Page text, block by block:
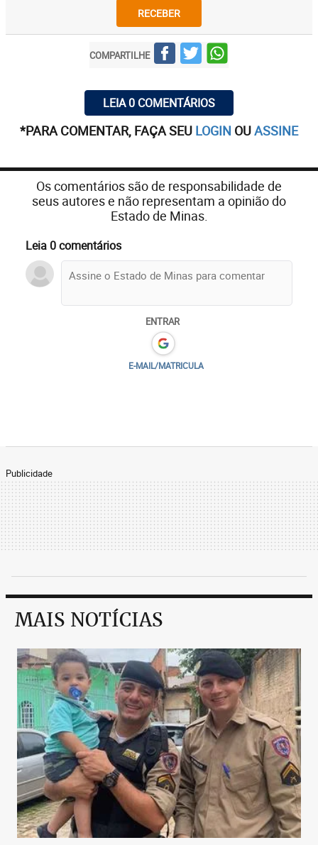
RECEBER
COMPARTILHE
LEIA 0 COMENTÁRIOS
*PARA COMENTAR, FAÇA SEU LOGIN OUASSINE
Os comentários são de responsabilidade de
seus autores e não representam a opinião do
Estado de Minas.
Leia 0 comentários
ENTRAR
E-MAIL/MATRICULA
Publicidade
MAIS NOTÍCIAS